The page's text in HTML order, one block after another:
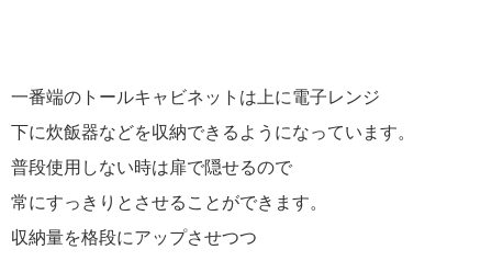
一番端のトールキャビネットは上に電子レンジ
下に炊飯器などを収納できるようになっています。
普段使用しない時は扉で隠せるので
常にすっきりとさせることができます。
収納量を格段にアップさせつつ